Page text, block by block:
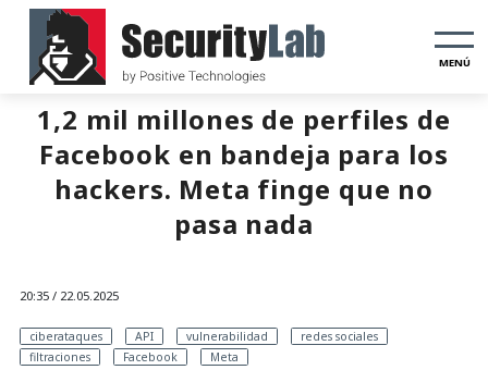
MENÚ
1,2 mil millones de perfiles de
Facebook en bandeja para los
hackers. Meta finge que no
pasa nada
20:35 / 22.05.2025
ciberataques API vulnerabilidad
redes sociales
filtraciones
Facebook Meta